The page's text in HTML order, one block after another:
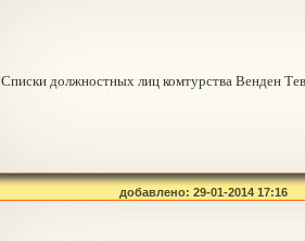
Списки должностных лиц комтурства Венден
добавлено: 29-01-2014 17:16